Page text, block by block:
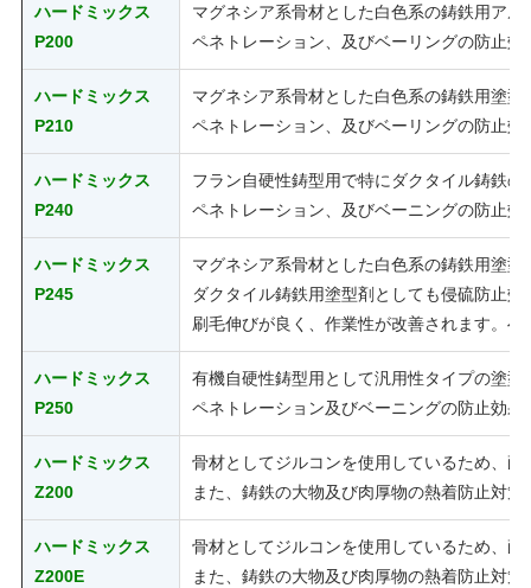
ハードミックス
P200
マグネシア系骨材とした白色系の鋳鉄用ア
ペネトレーション、及びベーリングの防止効
ハードミックス
P210
マグネシア系骨材とした白色系の鋳鉄用塗
ペネトレーション、及びベーリングの防止効
ハードミックス
P240
フラン自硬性鋳型用で特にダクタイル鋳鉄
ペネトレーション、及びベーニングの防止効
ハードミックス
P245
マグネシア系骨材とした白色系の鋳鉄用塗
ダクタイル鋳鉄用塗型剤としても侵硫防止効
刷毛伸びが良く、作業性が改善されます。
ハードミックス
P250
有機自硬性鋳型用として汎用性タイプの塗
ペネトレーション及びベーニングの防止効果
ハードミックス
Z200
骨材としてジルコンを使用しているため、
また、鋳鉄の大物及び肉厚物の熱着防止対
ハードミックス
Z200E
骨材としてジルコンを使用しているため、
また、鋳鉄の大物及び肉厚物の熱着防止対